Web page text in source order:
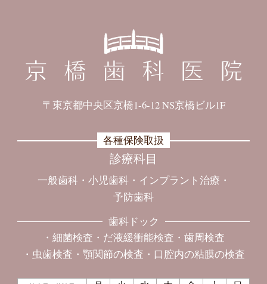
〒東京都中央区京橋1-6-12 NS京橋ビル1F
各種保険取扱
診療科目
一般歯科 小児歯科
インプラント治療
予防歯科
歯科ドック
細菌検査
だ液緩衝能検査
歯周検査
虫歯検査
顎関節の検査 口腔内の粘膜の検査